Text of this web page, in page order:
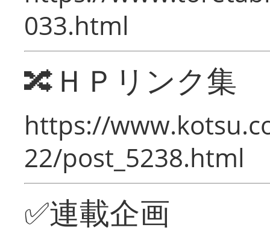
033.html
🔀ＨＰリンク集
https://
22/post_5238.html
✅連載企画